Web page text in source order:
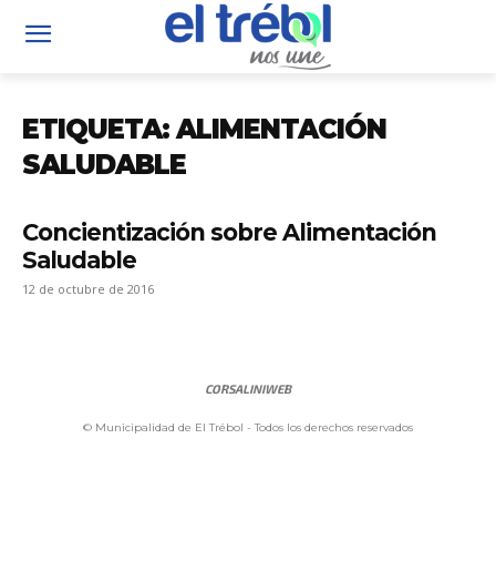
ETIQUETA: ALIMENTACIÓN
SALUDABLE
Concientización sobre Alimentación
Saludable
12 de octubre de 2016
CORSALINIWEB
© Municipalidad de El Trébol - Todos los derechos reservados